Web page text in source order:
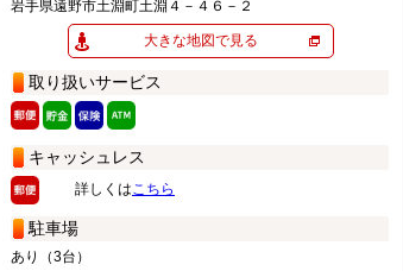
岩手県遠野市土淵町土淵４－４６－２
大きな地図で見る
取り扱いサービス
キャッシュレス
詳しくはこちら
駐車場
あり（3台）